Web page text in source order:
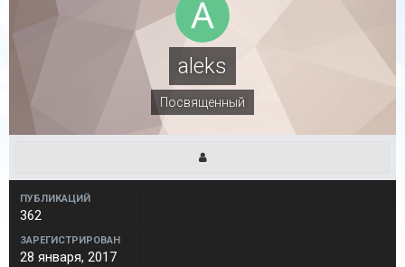
aleks
Посвященный
ПУБЛИКАЦИЙ
362
ЗАРЕГИСТРИРОВАН
28 января, 2017